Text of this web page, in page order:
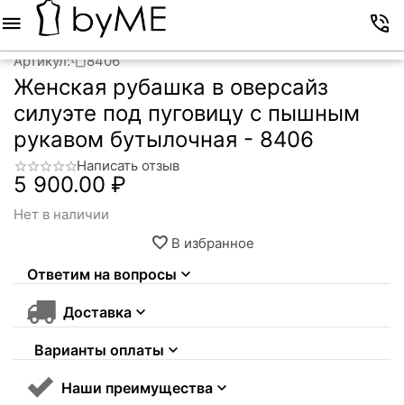
Артикул: 8406
Женская рубашка в оверсайз
силуэте под пуговицу с пышным
рукавом бутылочная - 8406
Написать отзыв
5 900.00 ₽
Нет в наличии
В избранное
Ответим на вопросы
Доставка
Варианты оплаты
Наши преимущества
Меню Корзина Контакты